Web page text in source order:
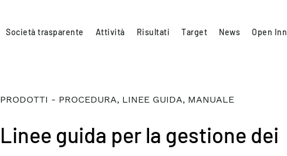
Società trasparente Attività Risultati Target News Open
PRODOTTI - PROCEDURA, LINEE GUIDA, MANUALE
Linee guida per la gestione dei